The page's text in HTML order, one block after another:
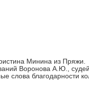
Минина из Пряжи.
Воронова А.Ю.,
слова благодарности